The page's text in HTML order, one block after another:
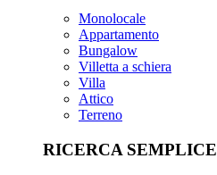
Monolocale
Appartamento
Bungalow
Villetta a schiera
Villa
Attico
Terreno
RICERCA SEMPLICE